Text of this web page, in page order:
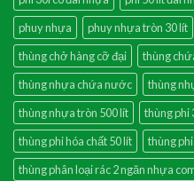
phuy nhựa
phuy nhựa tròn 30 lít
thùng chở hàng cỡ đại
thùng
thùng nhựa chứa nước
thùng
thùng nhựa tròn 500 lít
thùng phi
thùng phi hóa chất 50 lít
thùng
thùng phân loại rác 2 ngăn nhựa